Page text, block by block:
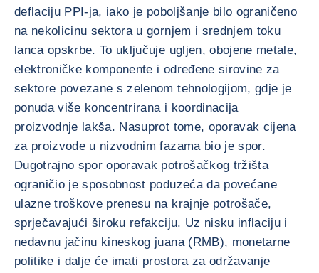
deflaciju PPI-ja, iako je poboljšanje bilo ograničeno
na nekolicinu sektora u gornjem i srednjem toku
lanca opskrbe. To uključuje ugljen, obojene metale,
elektroničke komponente i određene sirovine za
sektore povezane s zelenom tehnologijom, gdje je
ponuda više koncentrirana i koordinacija
proizvodnje lakša. Nasuprot tome, oporavak cijena
za proizvode u nizvodnim fazama bio je spor.
Dugotrajno spor oporavak potrošačkog tržišta
ograničio je sposobnost poduzeća da povećane
ulazne troškove prenesu na krajnje potrošače,
sprječavajući široku refakciju. Uz nisku inflaciju i
nedavnu jačinu kineskog juana (RMB), monetarne
politike i dalje će imati prostora za održavanje